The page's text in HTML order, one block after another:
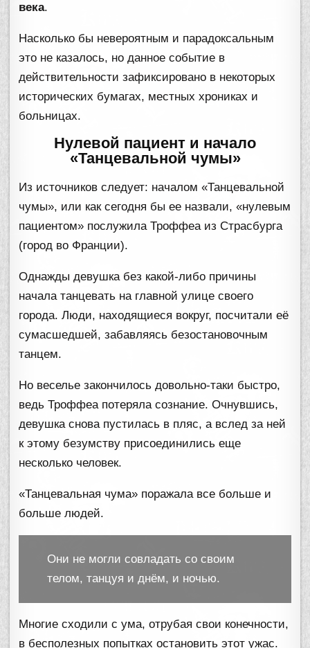
века.
Насколько бы невероятным и парадоксальным
это не казалось, но данное событие в
действительности зафиксировано в некоторых
исторических бумагах, местных хрониках и
больницах.
Нулевой пациент и начало
«Танцевальной чумы»
Из источников следует: началом «Танцевальной
чумы», или как сегодня бы ее назвали, «нулевым
пациентом» послужила Троффеа из Страсбурга
(город во Франции).
Однажды девушка без какой-либо причины
начала танцевать на главной улице своего
города. Люди, находящиеся вокруг, посчитали её
сумасшедшей, забавляясь безостановочным
танцем.
Но веселье закончилось довольно-таки быстро,
ведь Троффеа потеряла сознание. Очнувшись,
девушка снова пустилась в пляс, а вслед за ней
к этому безумству присоединились еще
несколько человек.
«Танцевальная чума» поражала все больше и
больше людей.
Они не могли совладать со своим
телом, танцуя и днём, и ночью.
Многие сходили с ума, отрубая свои конечности,
в бесполезных попытках остановить этот ужас.